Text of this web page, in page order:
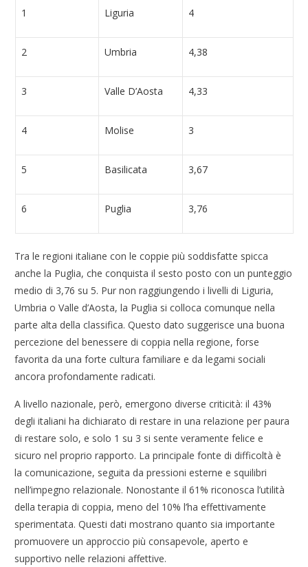
1 Liguria 4
2 Umbria 4,38
3 Valle D’Aosta 4,33
4 Molise 3
5 Basilicata 3,67
6 Puglia 3,76
Tra le regioni italiane con le coppie più soddisfatte spicca
anche la Puglia, che conquista il sesto posto con un punteggio
medio di 3,76 su 5. Pur non raggiungendo i livelli di Liguria,
Umbria o Valle d’Aosta, la Puglia si colloca comunque nella
parte alta della classifica. Questo dato suggerisce una buona
percezione del benessere di coppia nella regione, forse
favorita da una forte cultura familiare e da legami sociali
ancora profondamente radicati.
A livello nazionale, però, emergono diverse criticità: il 43%
degli italiani ha dichiarato di restare in una relazione per paura
di restare solo, e solo 1 su 3 si sente veramente felice e
sicuro nel proprio rapporto. La principale fonte di difficoltà è
la comunicazione, seguita da pressioni esterne e squilibri
nell’impegno relazionale. Nonostante il 61% riconosca l’utilità
della terapia di coppia, meno del 10% l’ha effettivamente
sperimentata. Questi dati mostrano quanto sia importante
promuovere un approccio più consapevole, aperto e
supportivo nelle relazioni affettive.